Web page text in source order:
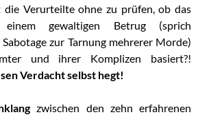
Verurteilte ohne zu prüfen, ob das
gewaltigen Betrug (sprich
zur Tarnung mehrerer Morde)
und ihrer Komplizen basiert?!
Verdacht selbst hegt!
zwischen den zehn erfahrenen